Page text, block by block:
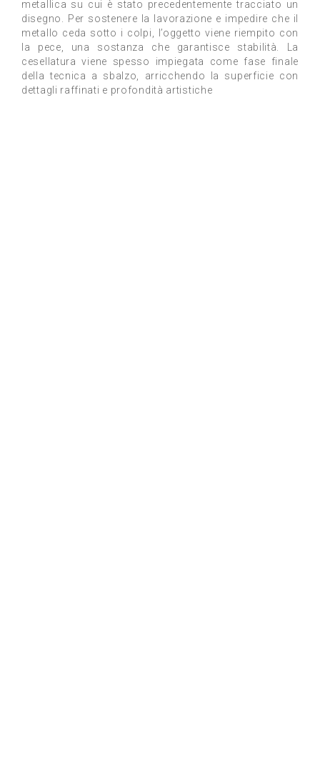
metallica su cui è stato precedentemente tracciato un
disegno. Per sostenere la lavorazione e impedire che il
metallo ceda sotto i colpi, l’oggetto viene riempito con
la pece, una sostanza che garantisce stabilità. La
cesellatura viene spesso impiegata come fase finale
della tecnica a sbalzo, arricchendo la superficie con
dettagli raffinati e profondità artistiche